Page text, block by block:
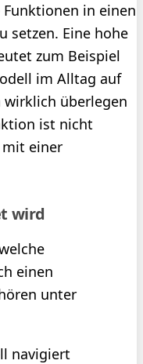
in einen
setzen. Eine hohe
zum Beispiel
im Alltag auf
wirklich überlegen
ist nicht
einer
wird
einen
unter
navigiert